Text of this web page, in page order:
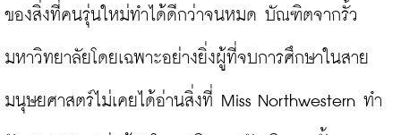
ของสิ่งที่คนรุ่นใหม่ทำได้ดีกว่าจนหมด บัณฑิตจากรั้ว
มหาวิทยาลัยโดยเฉพาะอย่างยิ่งผู้ที่จบการศึกษาในสาย
มนุษยศาสตร์ไม่เคยได้อ่านสิ่งที่ Miss Northwestern ทำ